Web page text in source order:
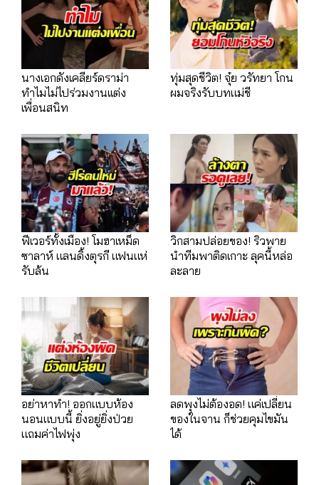
นางเอกดังเคลียร์ดราม่า
ทำไมไม่ไปร่วมงานเเต่ง
เพื่อนสนิท
ทุ่มสุดชีวิต! จุ๋ย วรัทยา โกน
ผมจริงรับบทแม่ชี
ฟีเวอร์ทั้งเมือง! โมฮาเหม็ด
ซาลาห์ แลนดิ้งตุรกี แฟนแห่
รับล้น
วิกสามปล่อยของ! ริวพาย
นำทีมพาติดเกาะ ลุคนี้หล่อ
ละลาย
อย่าหาทำ! ออกแบบห้อง
นอนแบบนี้ ยิ่งอยู่ยิ่งป่วย
แถมค่าไฟพุ่ง
ลดพุงไม่ต้องอด! แค่เปลี่ยน
ของในจาน ก็ช่วยคุมไขมัน
ได้